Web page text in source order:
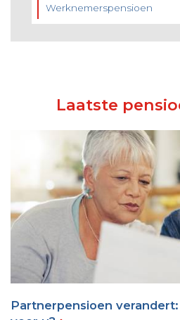
Werknemerspensioen
Laatste
Partnerpensioen